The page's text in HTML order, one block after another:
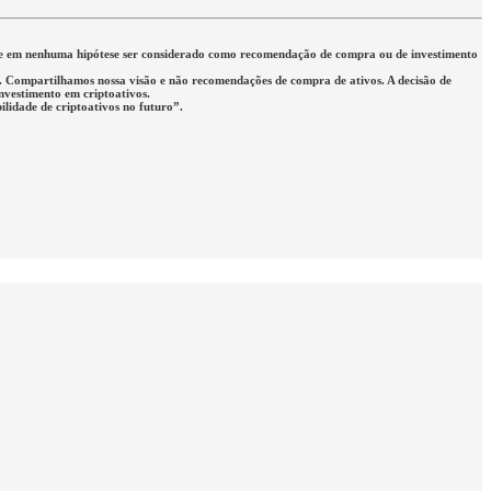
nenhuma hipótese ser considerado como recomendação de compra ou de investimento
nossa visão e não recomendações de compra de ativos. A decisão de
em criptoativos.
de criptoativos no futuro”.